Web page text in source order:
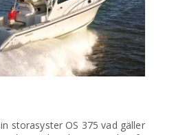
storasyster OS 375 vad gäller